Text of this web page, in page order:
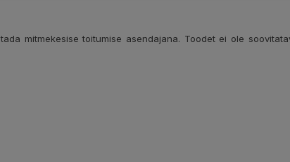
mitmekesise toitumise asendajana. Toodet ei ole